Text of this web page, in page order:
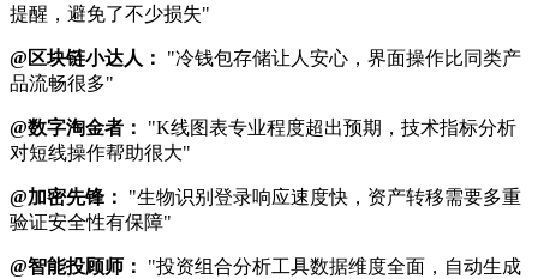
提醒，避免了不少损失"
@区块链小达人：
"冷钱包存储让人安心，界面操作比同类产
品流畅很多"
@数字淘金者：
"K线图表专业程度超出预期，技术指标分析
对短线操作帮助很大"
@加密先锋：
"生物识别登录响应速度快，资产转移需要多重
验证安全性有保障"
@智能投顾师：
"投资组合分析工具数据维度全面，自动生成